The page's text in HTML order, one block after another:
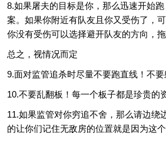
8.如果屠夫的目标是你，那么迅速开始
案。如果你附近有队友且你又受伤了，
你没有受伤可以选择避开队友的方向，
总之，视情况而定
9.面对监管追杀时尽量不要跑直线！不
10.不要乱翻板！每一个板子都是珍贵的
11.如果监管对你穷追不舍，那么请边绕
的让你们记住无敌房的位置就是因为这个